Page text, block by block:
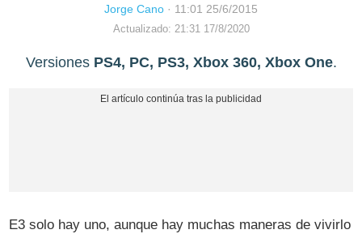
Jorge Cano · 11:01 25/6/2015
Actualizado: 21:31 17/8/2020
Versiones PS4, PC, PS3, Xbox 360, Xbox One.
E3 solo hay uno, aunque hay muchas maneras de vivirlo